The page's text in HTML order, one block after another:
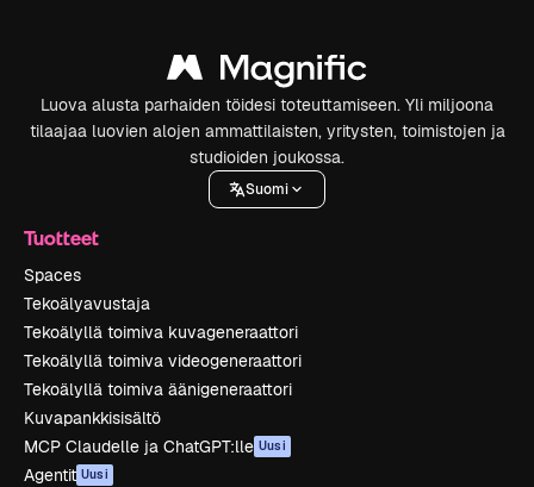
Luova alusta parhaiden töidesi toteuttamiseen. Yli miljoona
tilaajaa luovien alojen ammattilaisten, yritysten, toimistojen ja
studioiden joukossa.
Suomi
Tuotteet
Spaces
Tekoälyavustaja
Tekoälyllä toimiva kuvageneraattori
Tekoälyllä toimiva videogeneraattori
Tekoälyllä toimiva äänigeneraattori
Kuvapankkisisältö
MCP Claudelle ja ChatGPT:lle Uusi
Agentit Uusi